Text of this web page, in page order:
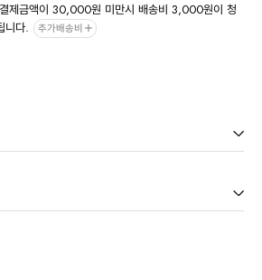
제금액이 30,000원 미만시 배송비 3,000원이 청
니다.
추가배송비